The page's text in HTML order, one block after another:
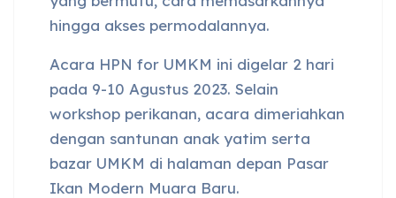
hingga akses permodalannya.
Acara HPN for UMKM ini digelar 2 hari
pada 9-10 Agustus 2023. Selain
workshop perikanan, acara dimeriahkan
dengan santunan anak yatim serta
bazar UMKM di halaman depan Pasar
Ikan Modern Muara Baru.